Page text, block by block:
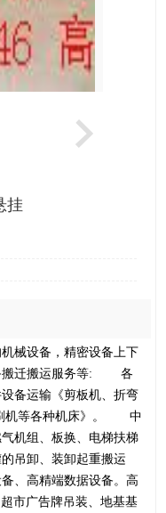
挂
械设备，精密设备上下
迁搬运服务等:
各
备运输《剪板机、折弯
机等各种机床》。 中
机组、板换、电梯扶梯
吊卸、装卸起重搬运
、高精端数据设备。高
超市广告牌吊装、地基基